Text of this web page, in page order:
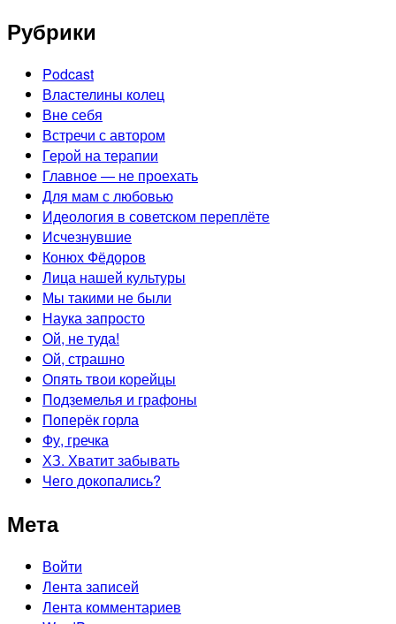
Рубрики
Podcast
Властелины колец
Вне себя
Встречи с автором
Герой на терапии
Главное — не проехать
Для мам с любовью
Идеология в советском переплёте
Исчезнувшие
Конюх Фёдоров
Лица нашей культуры
Мы такими не были
Наука запросто
Ой, не туда!
Ой, страшно
Опять твои корейцы
Подземелья и графоны
Поперёк горла
Фу, гречка
ХЗ. Хватит забывать
Чего докопались?
Мета
Войти
Лента записей
Лента комментариев